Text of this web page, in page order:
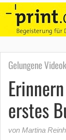
Gelungene
erstes
von Martina